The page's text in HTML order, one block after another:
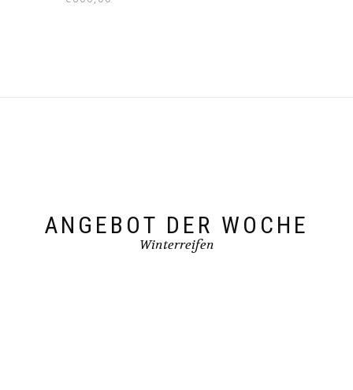
ANGEBOT DER WOCHE
Winterreifen